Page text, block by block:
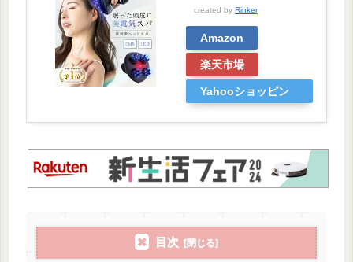
created by Rinker
Amazon
楽天市場
Yahooショッピン
目次